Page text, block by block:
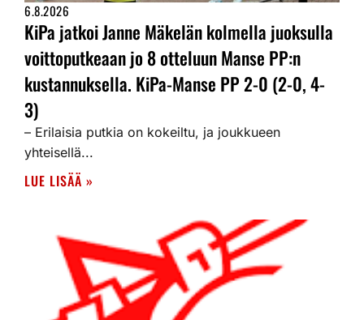
6.8.2026
KiPa jatkoi Janne Mäkelän kolmella juoksulla
voittoputkeaan jo 8 otteluun Manse PP:n
kustannuksella. KiPa-Manse PP 2-0 (2-0, 4-
3)
– Erilaisia putkia on kokeiltu, ja joukkueen
yhteisellä...
LUE LISÄÄ »